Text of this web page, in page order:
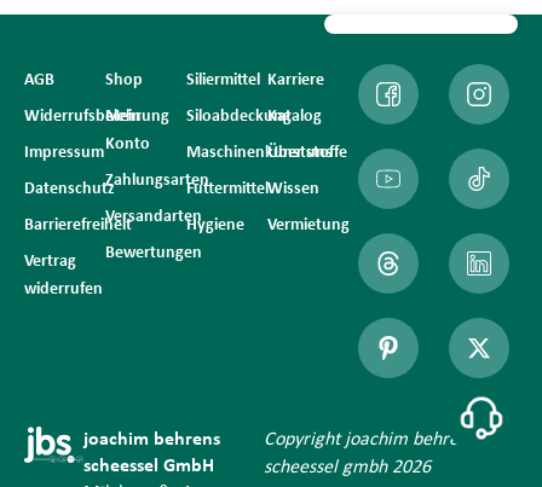
joachim behrens
scheessel GmbH
Copyright joachim behrens
scheessel gmbh 2026
AGB
Widerrufsbelehrung
Impressum
Datenschutz
Barrierefreiheit
Vertrag
widerrufen
Shop
Mein
Konto
Zahlungsarten
Versandarten
Bewertungen
Siliermittel
Siloabdeckung
Maschinenkunststoffe
Futtermittel
Hygiene
Karriere
Katalog
Über uns
Wissen
Vermietung